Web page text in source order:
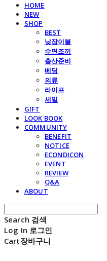
HOME
NEW
SHOP
BEST
낮잠이불
수면조끼
출산준비
베딩
의류
라이프
세일
GIFT
LOOK BOOK
COMMUNITY
BENEFIT
NOTICE
ECONDICON
EVENT
REVIEW
Q&A
ABOUT
Search 검색
Log In 로그인
Cart장바구니